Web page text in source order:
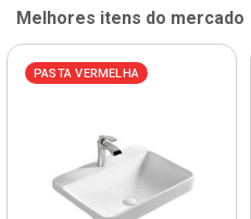
Melhores itens do mercado
PASTA VERMELHA